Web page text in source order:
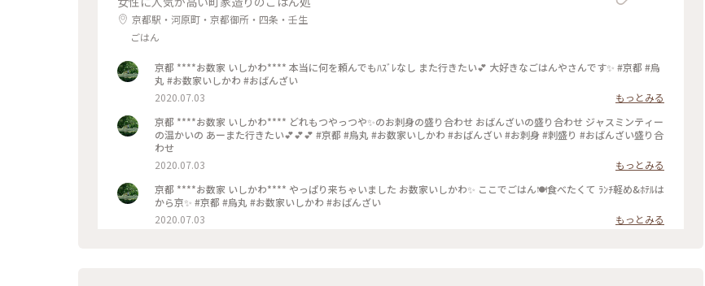
京都駅・河原町・京都御所・四条・壬生
ごはん
京都 ****お数家 いしかわ**** 本当に何を頼んでもﾊｽﾞﾚなし また行きたい💕 大好きなごはんやさんです✨ #京都 #烏
丸 #お数家いしかわ #おばんざい
2020.07.03
もっとみる
京都 ****お数家 いしかわ**** どれもつやっつや✨のお刺身の盛り合わせ おばんざいの盛り合わせ ジャスミンティー
の温かいの あーまた行きたい💕💕💕 #京都 #烏丸 #お数家いしかわ #おばんざい #お刺身 #刺盛り #おばんざい盛り合
わせ
2020.07.03
もっとみる
京都 ****お数家 いしかわ**** やっぱり来ちゃいました お数家いしかわ✨ ここでごはん🍽️食べたくて ﾗﾝﾁ軽め&ﾎﾃﾙは
から京✨ #京都 #烏丸 #お数家いしかわ #おばんざい
2020.07.03
もっとみる